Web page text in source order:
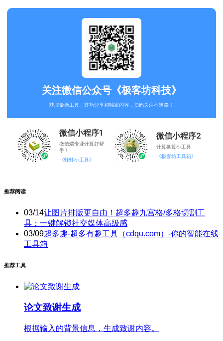
关注微信公众号《极客坊科技》
获取最新工具、技巧分享和独家内容，扫码关注不迷路！
微信小程序1
微信端专业计算好帮
手！
《蛙蛙小工具》
微信小程序2
计算换算小工具
《极客坊工具箱》
推荐阅读
03/14让图片排版更自由！超多趣九宫格/多格切割工
具：一键解锁社交媒体高级感
03/09超多趣-超多有趣工具（cdqu.com）-你的智能在线
工具箱
推荐工具
论文致谢生成
根据输入的背景信息，生成致谢内容。